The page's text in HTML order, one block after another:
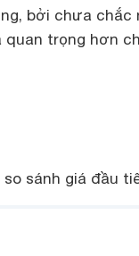
bởi chưa
trọng hơn
so sánh giá đầu